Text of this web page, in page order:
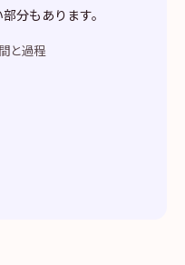
分もあります。
と過程